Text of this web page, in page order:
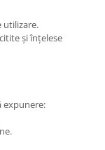
utilizare.
și înțelese
expunere: